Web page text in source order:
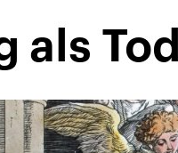
als